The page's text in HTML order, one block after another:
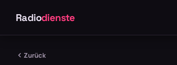
Radiodienste
Zurück